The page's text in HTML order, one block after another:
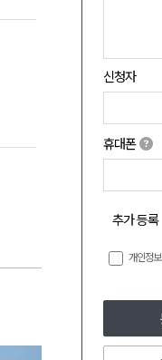
신청자
휴대폰
추가 등록
개인정